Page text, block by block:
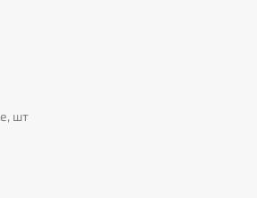
высокое качество, стиль и
дома.
шт